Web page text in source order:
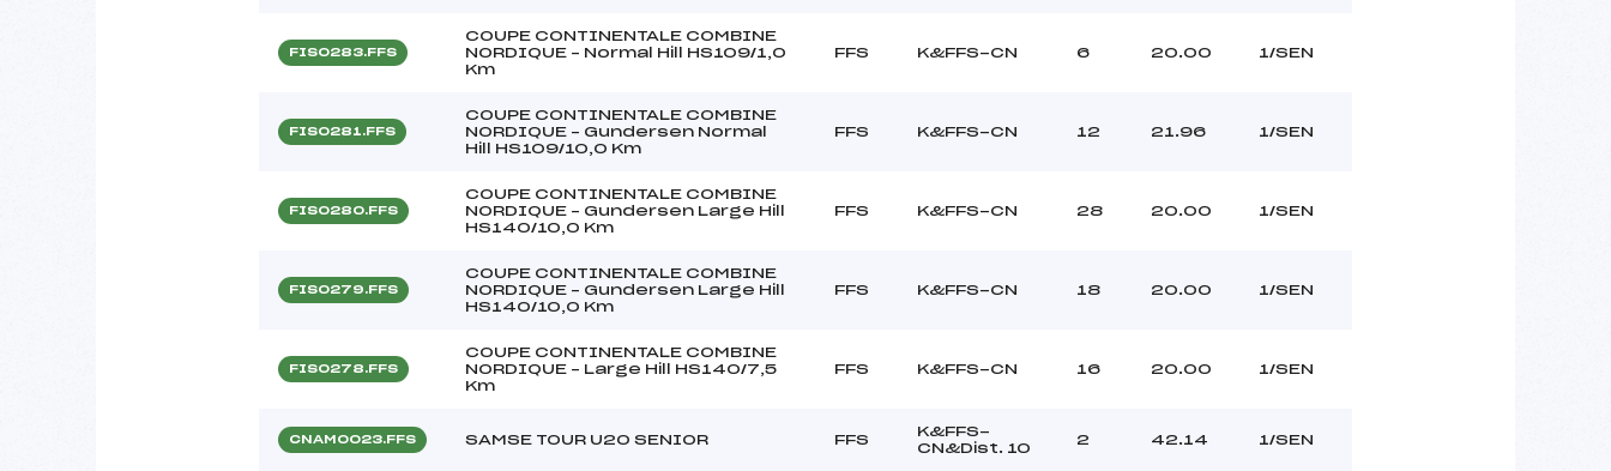
FIS0283.FFS
COUPE CONTINENTALE COMBINE
NORDIQUE – Normal Hill HS109/1,0
Km
FFS K&FFS-CN 6 20.00 1/SEN
FIS0281.FFS
COUPE CONTINENTALE COMBINE
NORDIQUE – Gundersen Normal
Hill HS109/10,0 Km
FFS K&FFS-CN 12 21.96 1/SEN
FIS0280.FFS
COUPE CONTINENTALE COMBINE
NORDIQUE – Gundersen Large Hill
HS140/10,0 Km
FFS K&FFS-CN 28 20.00 1/SEN
FIS0279.FFS
COUPE CONTINENTALE COMBINE
NORDIQUE – Gundersen Large Hill
HS140/10,0 Km
FFS K&FFS-CN 18 20.00 1/SEN
FIS0278.FFS
COUPE CONTINENTALE COMBINE
NORDIQUE – Large Hill HS140/7,5
Km
FFS K&FFS-CN 16 20.00 1/SEN
CNAM0023.FFS SAMSE TOUR U20 SENIOR FFS
K&FFS-
CN&Dist. 10
2 42.14 1/SEN